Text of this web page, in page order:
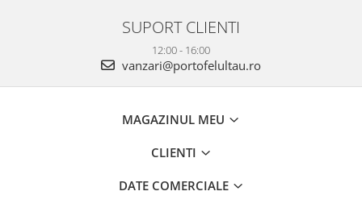
SUPORT CLIENTI
12:00 - 16:00
vanzari@portofelultau.ro
MAGAZINUL MEU
CLIENTI
DATE COMERCIALE